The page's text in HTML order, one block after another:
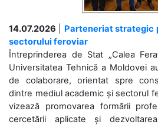
14.07.2026
Parteneriat strategic
sectorului feroviar
Întreprinderea de Stat „Calea
Universitatea Tehnică a Moldovei
de colaborare, orientat spre
dintre mediul academic și sectorul
vizează promovarea formării
cercetării aplicate și